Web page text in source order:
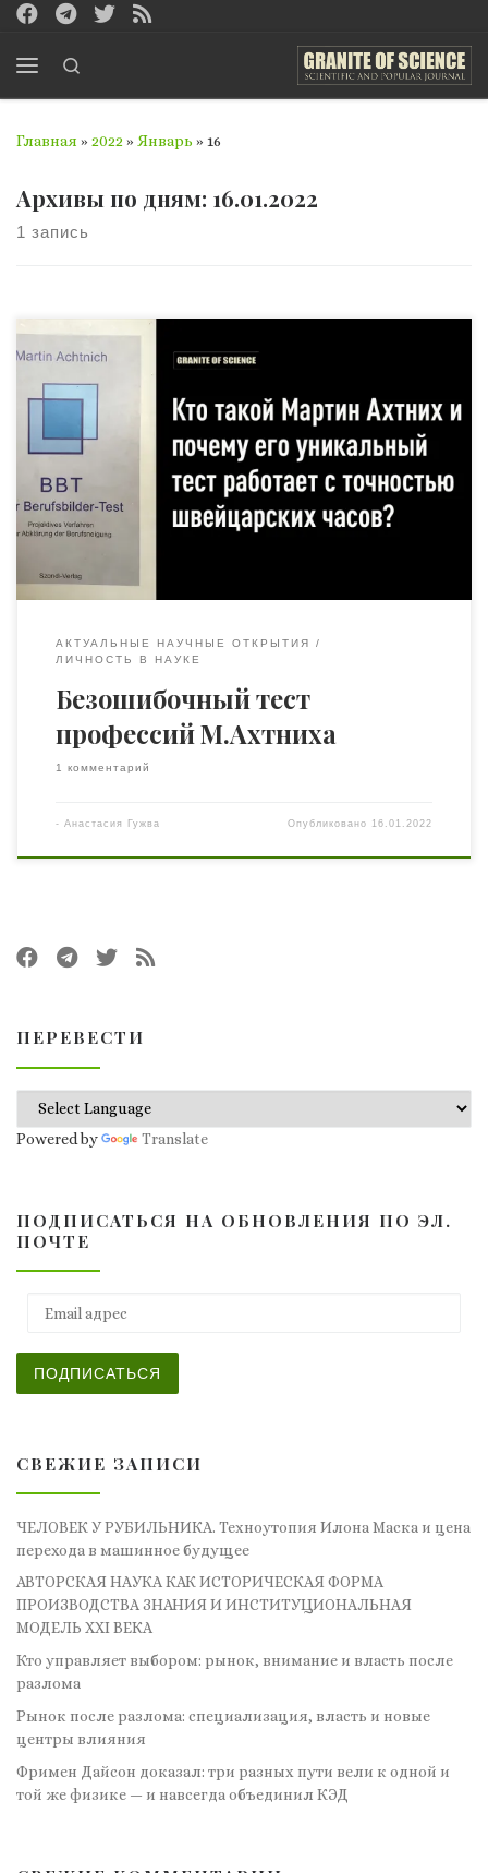
Перейти к содержимому
Главная » 2022 » Январь » 16
Архивы по дням: 16.01.2022
1 запись
Швейцарский ученый, доктор медицины, прямой
последователь школы судьбоанализа Липота Сонди,
Мартин Ахтних знаменит в Европе как
создатель единственного в мире валидного
проективного теста определения профессиональной
судьбы. На сборку и выверение этого теста ученому
понадобилось 17 лет. Мартин Ахтних родился 20 мая
1918 года в Винтертуре. Этот город в северном кантоне
Цюриха […]
АКТУАЛЬНЫЕ НАУЧНЫЕ ОТКРЫТИЯ
ЛИЧНОСТЬ В НАУКЕ
Безошибочный тест
профессий М.Ахтниха
1 комментарий
- Анастасия Гужва Опубликовано 16.01.2022
ПЕРЕВЕСТИ
Powered by Translate
ПОДПИСАТЬСЯ НА ОБНОВЛЕНИЯ ПО ЭЛ.
ПОЧТЕ
ПОДПИСАТЬСЯ
СВЕЖИЕ ЗАПИСИ
ЧЕЛОВЕК У РУБИЛЬНИКА. Техноутопия Илона Маска и цена
перехода в машинное будущее
АВТОРСКАЯ НАУКА КАК ИСТОРИЧЕСКАЯ ФОРМА
ПРОИЗВОДСТВА ЗНАНИЯ И ИНСТИТУЦИОНАЛЬНАЯ
МОДЕЛЬ XXI ВЕКА
Кто управляет выбором: рынок, внимание и власть после
разлома
Рынок после разлома: специализация, власть и новые
центры влияния
Фримен Дайсон доказал: три разных пути вели к одной и
той же физике — и навсегда объединил КЭД